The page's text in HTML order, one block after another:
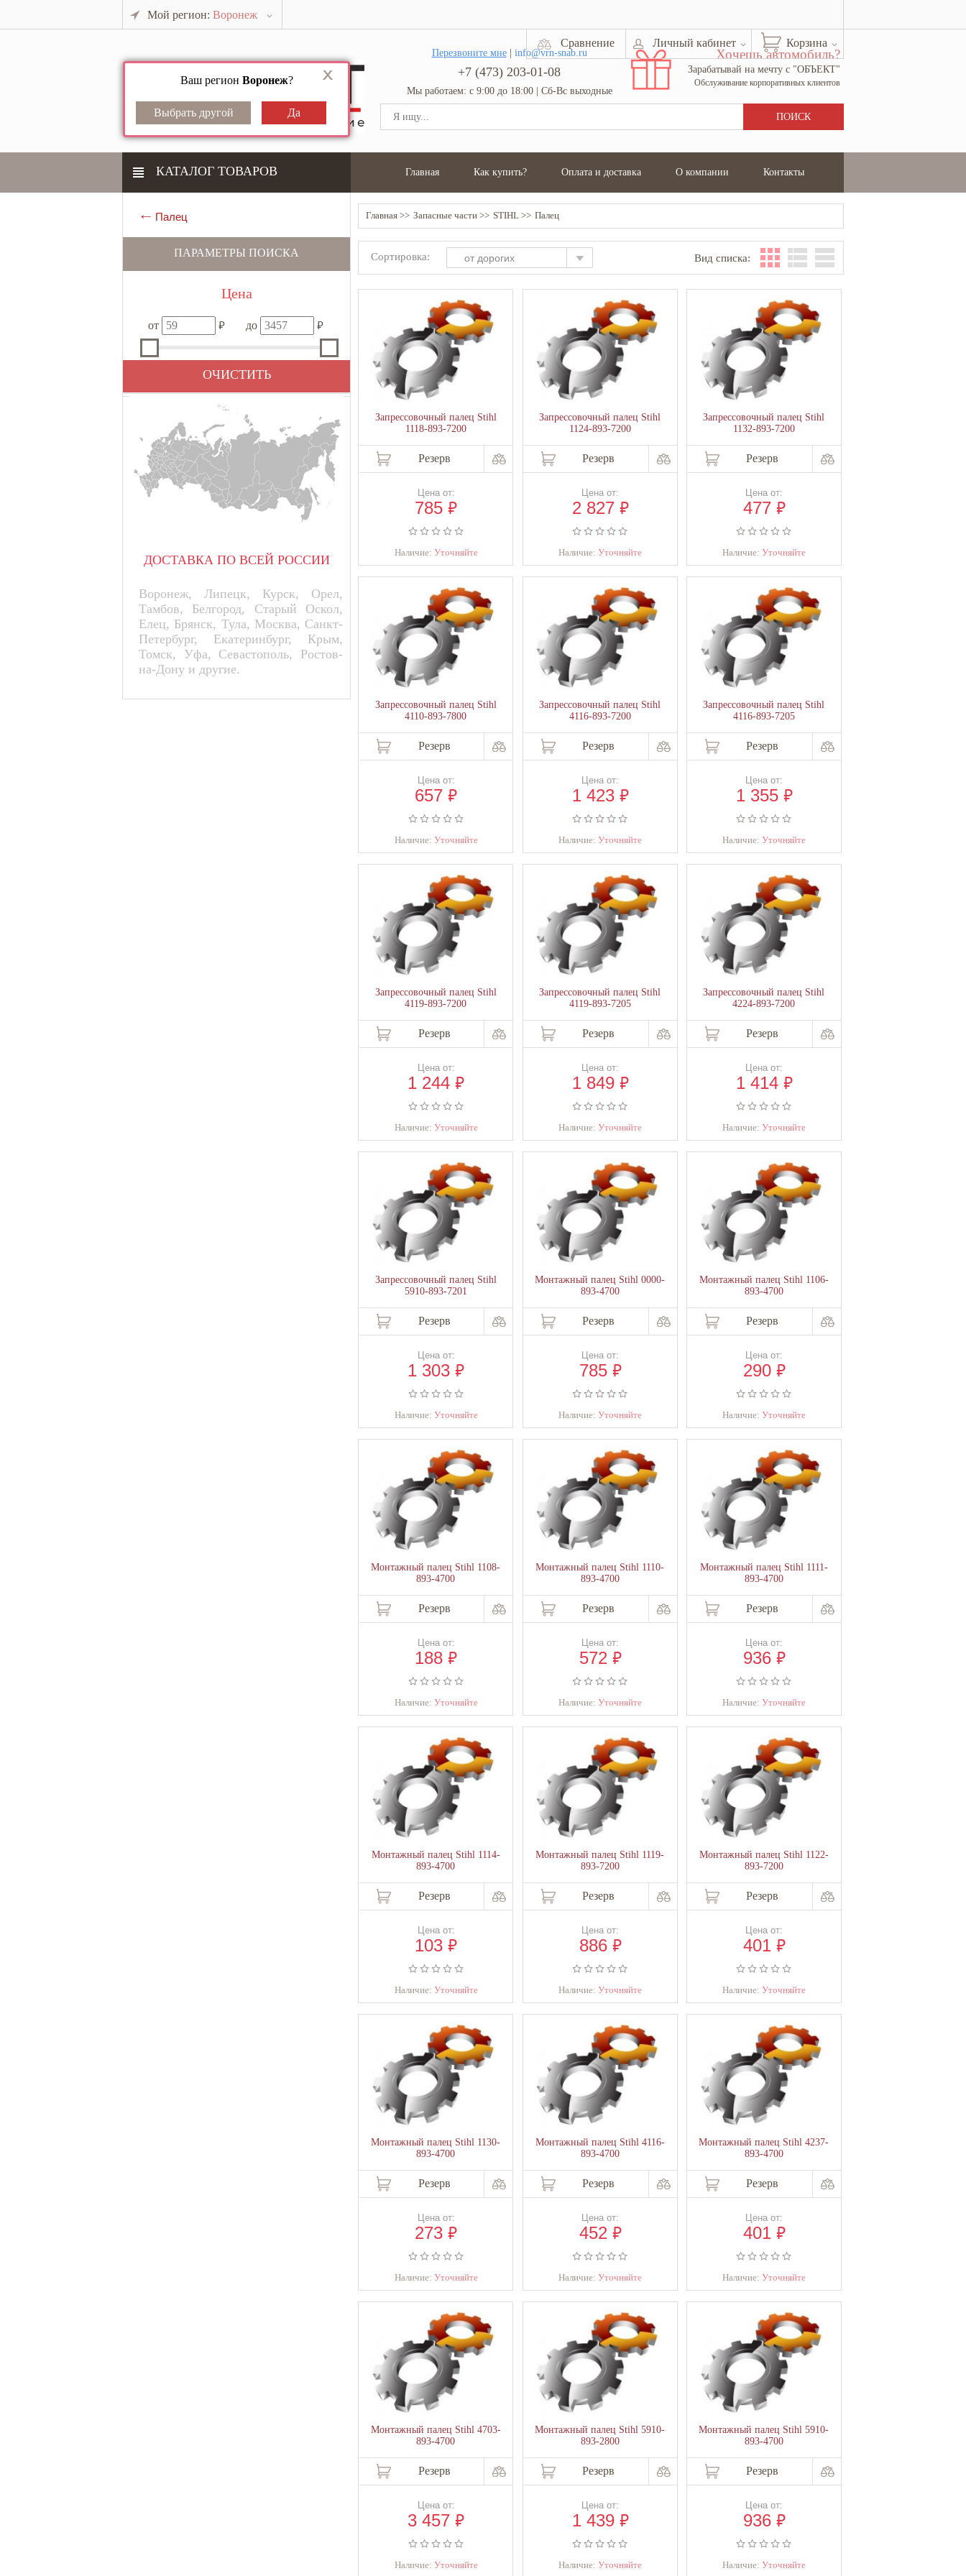
Мой регион: Воронеж
Ваш регион Воронеж?
Корзина
Личный кабинет
Сравнение
Перезвоните мне| info@vrn-snab.ru
+7 (473) 203-01-08
Мы работаем: с 9:00 до 18:00 | Сб-Вс выходные
Хочешь автомобиль?
Зарабатывай на мечту с "ОБЪЕКТ"
Обслуживание корпоративных клиентов
КАТАЛОГ ТОВАРОВ Главная Как купить? Оплата и доставка О компании Контакты
Палец
ПАРАМЕТРЫ ПОИСКА
Цена
от ₽ до ₽
ОЧИСТИТЬ
ДОСТАВКА ПО ВСЕЙ РОССИИ
Воронеж, Липецк, Курск, Орел,
Тамбов, Белгород, Старый Оскол,
Елец, Брянск, Тула, Москва, Санкт-
Петербург, Екатеринбург, Крым,
Томск, Уфа, Севастополь, Ростов-
на-Дону и другие.
Главная Запасные части STIHL Палец
Сортировка: от дорогих Вид списка:
Запрессовочный палец Stihl
1118-893-7200
Резерв
Цена от:
785₽
Наличие: Уточняйте
Запрессовочный палец Stihl
1124-893-7200
Резерв
Цена от:
2 827 ₽
Наличие:Уточняйте
Запрессовочный палец Stihl
1132-893-7200
Резерв
Цена от:
477 ₽
Наличие:Уточняйте
Запрессовочный палец Stihl
4110-893-7800
Резерв
Цена от:
657₽
Наличие: Уточняйте
Запрессовочный палец Stihl
4116-893-7200
Резерв
Цена от:
1 423 ₽
Наличие:Уточняйте
Запрессовочный палец Stihl
4116-893-7205
Резерв
Цена от:
1 355 ₽
Наличие:Уточняйте
Запрессовочный палец Stihl
4119-893-7200
Резерв
Цена от:
1 244₽
Наличие: Уточняйте
Запрессовочный палец Stihl
4119-893-7205
Резерв
Цена от:
1 849 ₽
Наличие:Уточняйте
Запрессовочный палец Stihl
4224-893-7200
Резерв
Цена от:
1 414 ₽
Наличие:Уточняйте
Запрессовочный палец Stihl
5910-893-7201
Резерв
Цена от:
1 303₽
Наличие: Уточняйте
Монтажный палец Stihl 0000-
893-4700
Резерв
Цена от:
785 ₽
Наличие:Уточняйте
Монтажный палец Stihl 1106-
893-4700
Резерв
Цена от:
290 ₽
Наличие:Уточняйте
Монтажный палец Stihl 1108-
893-4700
Резерв
Цена от:
188₽
Наличие: Уточняйте
Монтажный палец Stihl 1110-
893-4700
Резерв
Цена от:
572 ₽
Наличие:Уточняйте
Монтажный палец Stihl 1111-
893-4700
Резерв
Цена от:
936 ₽
Наличие:Уточняйте
Монтажный палец Stihl 1114-
893-4700
Резерв
Цена от:
103₽
Наличие: Уточняйте
Монтажный палец Stihl 1119-
893-7200
Резерв
Цена от:
886 ₽
Наличие:Уточняйте
Монтажный палец Stihl 1122-
893-7200
Резерв
Цена от:
401 ₽
Наличие:Уточняйте
Монтажный палец Stihl 1130-
893-4700
Резерв
Цена от:
273₽
Наличие: Уточняйте
Монтажный палец Stihl 4116-
893-4700
Резерв
Цена от:
452 ₽
Наличие:Уточняйте
Монтажный палец Stihl 4237-
893-4700
Резерв
Цена от:
401 ₽
Наличие:Уточняйте
Монтажный палец Stihl 4703-
893-4700
Резерв
Цена от:
3 457₽
Наличие: Уточняйте
Монтажный палец Stihl 5910-
893-2800
Резерв
Цена от:
1 439 ₽
Наличие:Уточняйте
Монтажный палец Stihl 5910-
893-4700
Резерв
Цена от:
936 ₽
Наличие:Уточняйте